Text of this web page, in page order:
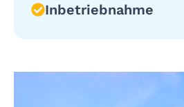
Inbetriebnahme